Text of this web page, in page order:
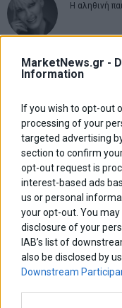
MarketNews.gr -
Information
If you wish to opt-out
processing of your
targeted advertising
section to confirm
opt-out request is
interest-based ads
us or personal
your opt-out. You
disclosure of your
IAB’s list of
also be disclosed by
Downstream
Η αληθινή
Σταματίνα
Η βία κατά
Δημήτρης
Από την
ψάχνει τον
Νικόλαος
MIT Sloan:
μοντέλο
Θανάσης
Στις 11/12